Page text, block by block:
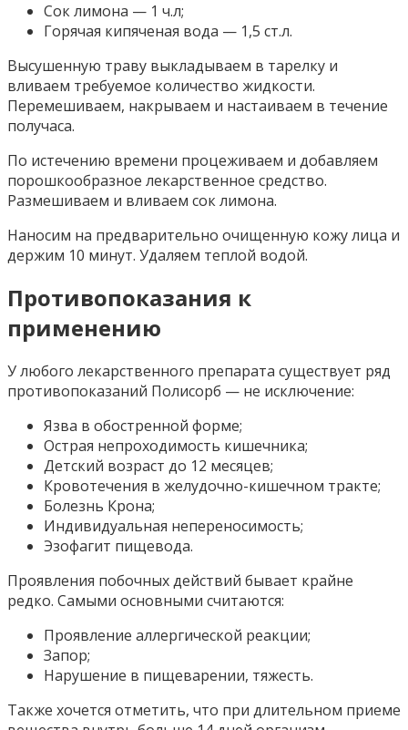
Сок лимона — 1 ч.л;
Горячая кипяченая вода — 1,5 ст.л.
Высушенную траву выкладываем в тарелку и
вливаем требуемое количество жидкости.
Перемешиваем, накрываем и настаиваем в течение
получаса.
По истечению времени процеживаем и добавляем
порошкообразное лекарственное средство.
Размешиваем и вливаем сок лимона.
Наносим на предварительно очищенную кожу лица и
держим 10 минут. Удаляем теплой водой.
Противопоказания к
применению
У любого лекарственного препарата существует ряд
противопоказаний Полисорб — не исключение:
Язва в обостренной форме;
Острая непроходимость кишечника;
Детский возраст до 12 месяцев;
Кровотечения в желудочно-кишечном тракте;
Болезнь Крона;
Индивидуальная непереносимость;
Эзофагит пищевода.
Проявления побочных действий бывает крайне
редко. Самыми основными считаются:
Проявление аллергической реакции;
Запор;
Нарушение в пищеварении, тяжесть.
Также хочется отметить, что при длительном приеме